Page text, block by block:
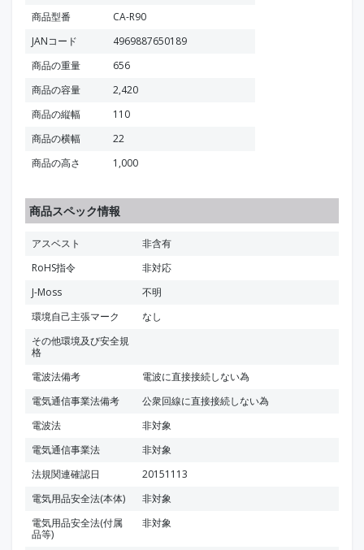
商品型番
CA-R90
JANコード
4969887650189
商品の重量
656
商品の容量
2,420
商品の縦幅
110
商品の横幅
22
商品の高さ
1,000
商品スペック情報
アスベスト
非含有
RoHS指令
非対応
J-Moss
不明
環境自己主張マーク
なし
その他環境及び安全規
格
電波法備考
電波に直接接続しない為
電気通信事業法備考
公衆回線に直接接続しない為
電波法
非対象
電気通信事業法
非対象
法規関連確認日
20151113
電気用品安全法(本体)
非対象
電気用品安全法(付属
品等)
非対象